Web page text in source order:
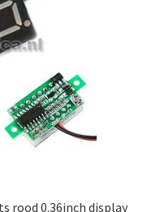
rood 0.36inch display